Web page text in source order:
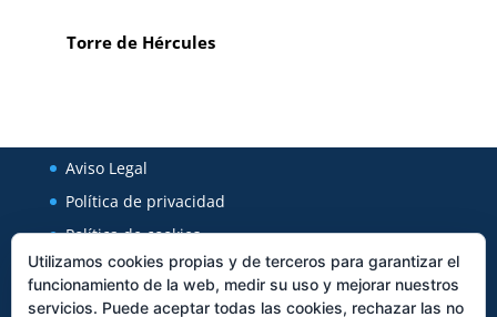
Torre de Hércules
Aviso Legal
Política de privacidad
Política de cookies
Utilizamos cookies propias y de terceros para garantizar el
funcionamiento de la web, medir su uso y mejorar nuestros
servicios. Puede aceptar todas las cookies, rechazar las no